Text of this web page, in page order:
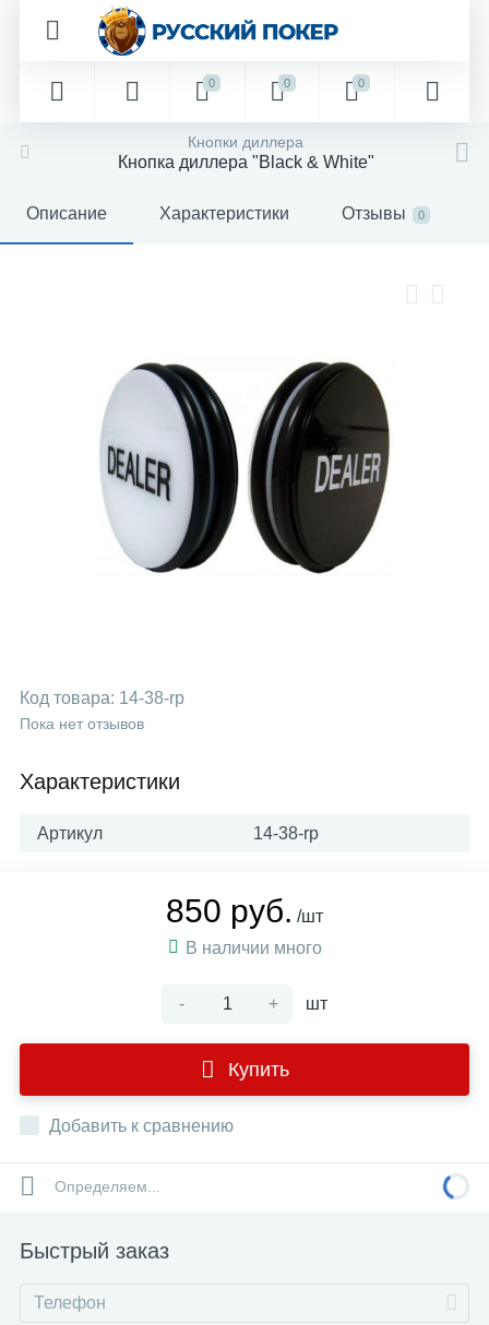
0 0 0
Кнопки диллера
Кнопка диллера "Black & White"
Описание Характеристики Отзывы 0
Код товара: 14-38-rp
Пока нет отзывов
Характеристики
Артикул 14-38-rp
850 руб. /шт
В наличии много
- + шт
Купить
Добавить к сравнению
Определяем...
Быстрый заказ